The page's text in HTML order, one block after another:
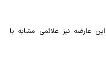
عارضه نیز علائمی مشابه با